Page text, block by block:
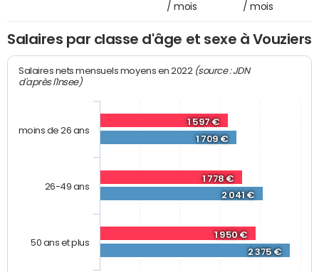
/ mois
/ mois
Salaires par classe d'âge et sexe à Vouziers
Salaires nets mensuels moyens en 2022 (source : JDN
d'après l'Insee)
1 597 €
1 778 €
1 950 €
1 709 €
2 041 €
2 375 €
moins de 26 ans
26-49 ans
50 ans et plus